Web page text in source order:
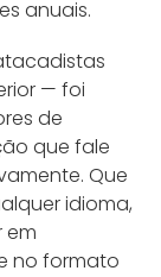
anuais.
— foi
de
que fale
Que
idioma,
em
no formato